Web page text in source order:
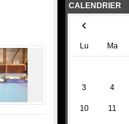
CALENDRIER
Lu Ma
3 4
10 11